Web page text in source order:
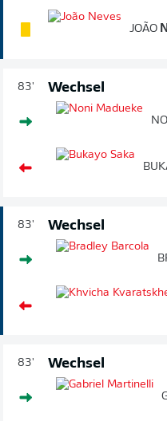
JOÃO
83' Wechsel
83' Wechsel
83' Wechsel